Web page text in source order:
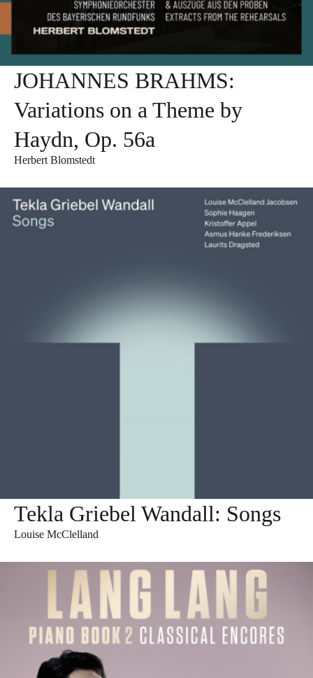
JOHANNES BRAHMS:
Variations on a Theme by
Haydn, Op. 56a
Herbert Blomstedt
Tekla Griebel Wandall: Songs
Louise McClelland